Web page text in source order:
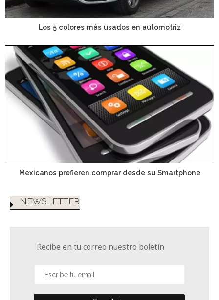
Los 5 colores más usados en automotriz
Mexicanos prefieren comprar desde su Smartphone
NEWSLETTER
Recibe en tu correo nuestro boletín